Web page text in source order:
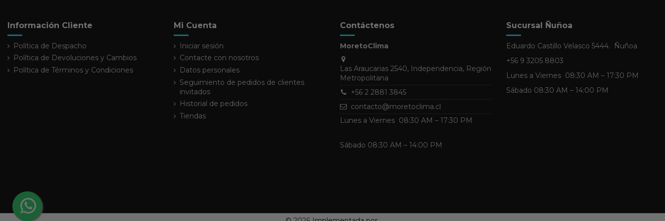
Información Cliente
Política de Despacho
Política de Devoluciones y Cambios
Política de Términos y Condiciones
Mi Cuenta
Iniciar sesión
Contacte con nosotros
Datos personales
Seguimiento de pedidos de clientes
invitados
Historial de pedidos
Tiendas
Contáctenos
MoretoClima
Las Araucarias 2540, Independencia, Región
Metropolitana
+56 2 2881 3845
contacto@moretoclima.cl
Lunes a Viernes 08:30 AM – 17:30 PM
Sábado 08:30 AM – 14:00 PM
Sucursal Ñuñoa
Eduardo Castillo Velasco 5444. Ñuñoa
+56 9 3205 8803
Lunes a Viernes 08:30 AM – 17:30 PM
Sábado 08:30 AM – 14:00 PM